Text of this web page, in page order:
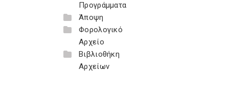
Προγράμματα
Άποψη
Φορολογικό
Αρχείο
Βιβλιοθήκη
Αρχείων